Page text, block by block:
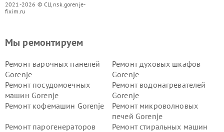
2021-2026 © СЦ nsk.gorenje-
fixim.ru
Мы ремонтируем
Ремонт варочных панелей
Gorenje
Ремонт духовых шкафов
Gorenje
Ремонт посудомоечных
машин Gorenje
Ремонт водонагревателей
Gorenje
Ремонт кофемашин Gorenje
Ремонт микроволновых
печей Gorenje
Ремонт парогенераторов
Ремонт стиральных машин